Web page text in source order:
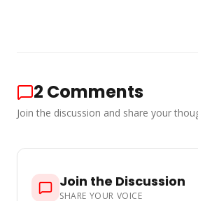
2 Comments
Join the discussion and share your
Join the Discussion
SHARE YOUR VOICE